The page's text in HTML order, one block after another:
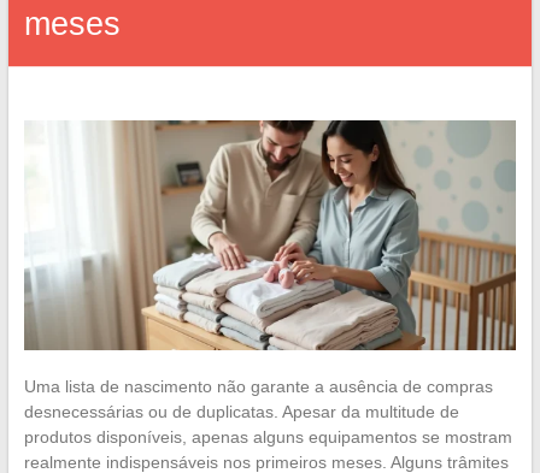
meses
Uma lista de nascimento não garante a ausência de compras
desnecessárias ou de duplicatas. Apesar da multitude de
produtos disponíveis, apenas alguns equipamentos se mostram
realmente indispensáveis nos primeiros meses. Alguns trâmites